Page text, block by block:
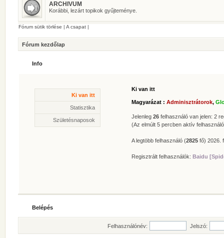
ARCHIVUM
Korábbi, lezárt topikok gyűjteménye.
Fórum sütik törlése | A csapat |
Fórum kezdőlap
Info
Ki van itt
Ki van itt
Magyarázat : Adminisztrátorok,
Jelenleg 26 felhasználó van jelen: 2
(Az elmúlt 5 percben aktív
A legtöbb felhasználó (2825 fő) 2026.
Regisztrált felhasználók: Baidu
Statisztika
Statisztika
* Hozzászólások száma:
62629
* Témák száma:
* Felhasználók száma: 606
* Legújabb regisztrált tagunk:Zolee
Születésnaposok
Belépés
Felhasználónév: Jelszó: